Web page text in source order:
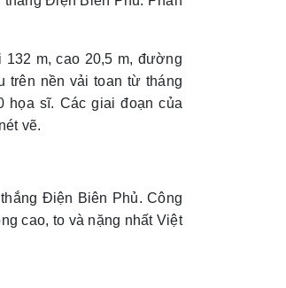
m, cao 20,5 m, đường
trên nền vải toan từ tháng
họa sĩ. Các giai đoạn của
vẽ.
Điện Biên Phủ. Công
cao, to và nặng nhất Việt